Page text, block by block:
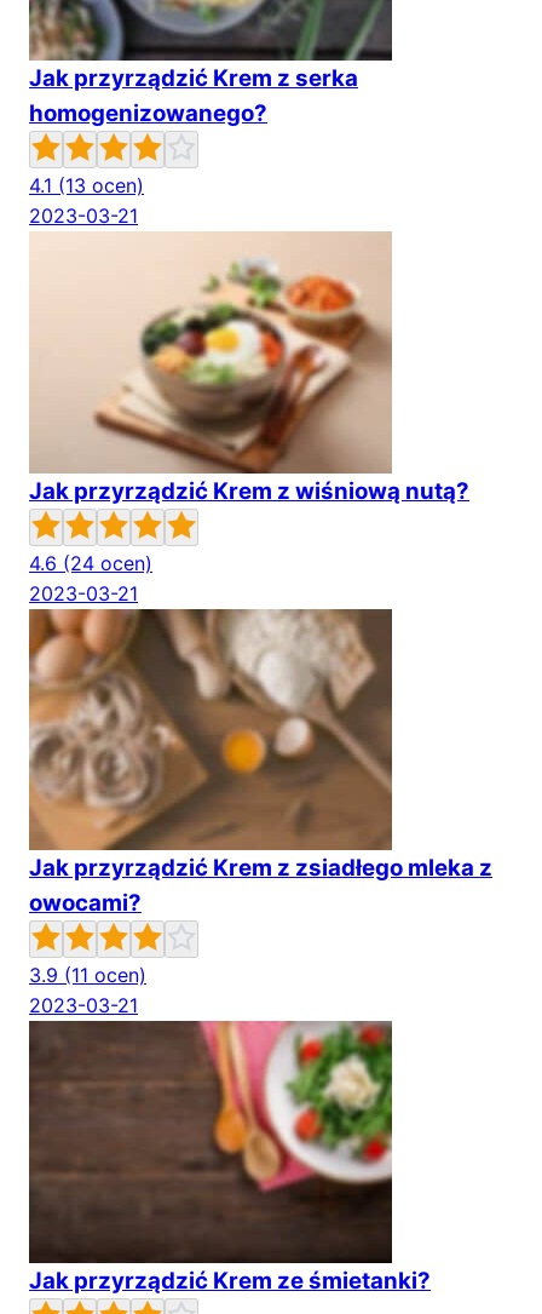
Jak przyrządzić Krem z serka
homogenizowanego?
4.1 (13 ocen)
2023-03-21
Jak przyrządzić Krem z wiśniową nutą?
4.6 (24 ocen)
2023-03-21
Jak przyrządzić Krem z zsiadłego mleka z
owocami?
3.9 (11 ocen)
2023-03-21
Jak przyrządzić Krem ze śmietanki?